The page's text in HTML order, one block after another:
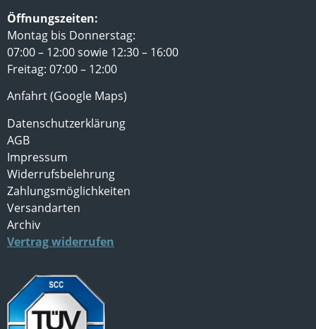
Öffnungszeiten:
Montag bis Donnerstag:
07:00 – 12:00 sowie 12:30 – 16:00
Freitag: 07:00 – 12:00
Anfahrt (Google Maps)
Datenschutzerklärung
AGB
Impressum
Widerrufsbelehrung
Zahlungsmöglichkeiten
Versandarten
Archiv
Vertrag widerrufen